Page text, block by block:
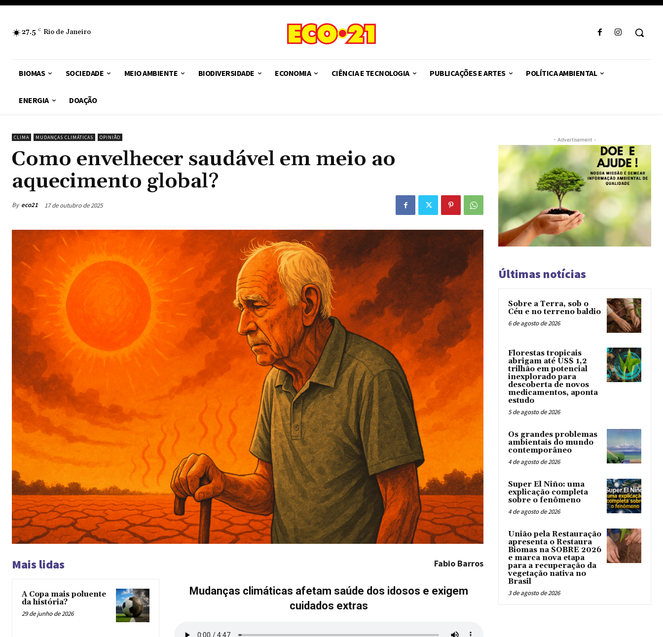
27.5 C Rio de Janeiro
BIOMAS SOCIEDADE MEIO AMBIENTE BIODIVERSIDADE ECONOMIA CIÊNCIA E TECNOLOGIA PUBLICAÇÕES E ARTES POLÍTICA AMBIENTAL
ENERGIA DOAÇÃO
CLIMA MUDANÇAS CLIMÁTICAS OPINIÃO
Como envelhecer saudável em meio ao
aquecimento global?
By eco21 17 de outubro de 2025
Mais lidas
A Copa mais poluente
da história?
29 de junho de 2026
Fabio Barros
Mudanças climáticas afetam saúde dos idosos e exigem
cuidados extras
- Advertisement -
Últimas notícias
Sobre a Terra, sob o
Céu e no terreno baldio
6 de agosto de 2026
Florestas tropicais
abrigam até US$ 1,2
trilhão em potencial
inexplorado para
descoberta de novos
medicamentos, aponta
estudo
5 de agosto de 2026
Os grandes problemas
ambientais do mundo
contemporâneo
4 de agosto de 2026
Super El Niño: uma
explicação completa
sobre o fenômeno
4 de agosto de 2026
União pela Restauração
apresenta o Restaura
Biomas na SOBRE 2026
e marca nova etapa
para a recuperação da
vegetação nativa no
Brasil
3 de agosto de 2026